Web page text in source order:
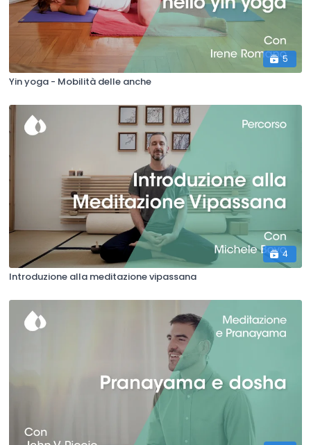
5
Yin yoga - Mobilità delle anche
4
Introduzione alla meditazione vipassana